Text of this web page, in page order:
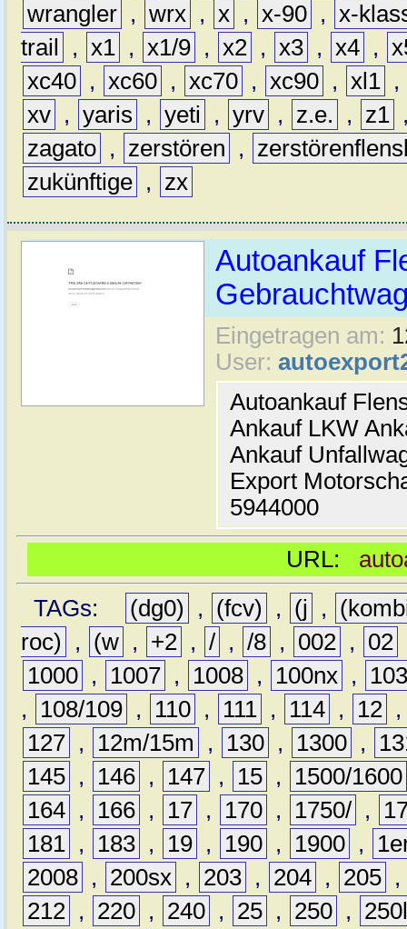
wrangler , wrx , x , x-90 , x-
trail
, x1 , x1/9 , x2 , x3 , x4 ,
xc40 , xc60 , xc70 , xc90 , xl1 ,
xv , yaris , yeti , yrv , z.e. , z1
zagato , zerstören ,
zukünftige , zx
Autoankauf
Eingetragen am:
User:
Autoankauf
Ankauf LKW
Ankauf
Export
5944000
URL:
TAGs:
(dg0) , (fcv) , (j ,
roc)
, (w , +2 , / , /8 , 002 , 02
1000 , 1007 , 1008 , 100nx ,
,
108/109 , 110 , 111 , 114 , 12
127 , 12m/15m , 130 , 1300 ,
145 , 146 , 147 , 15 ,
1500/1600
164 , 166 , 17 , 170 , 1750/ ,
181 , 183 , 19 , 190 , 1900 ,
2008 , 200sx , 203 , 204 , 205 ,
212 , 220 , 240 , 25 , 250 ,